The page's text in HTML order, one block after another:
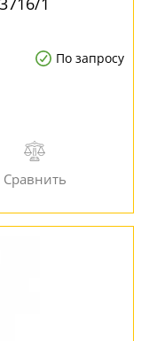
По запросу